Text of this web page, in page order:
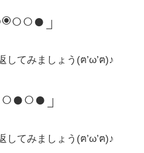
」
してみましょう(ฅ’ω’ฅ)♪
」
してみましょう(ฅ’ω’ฅ)♪